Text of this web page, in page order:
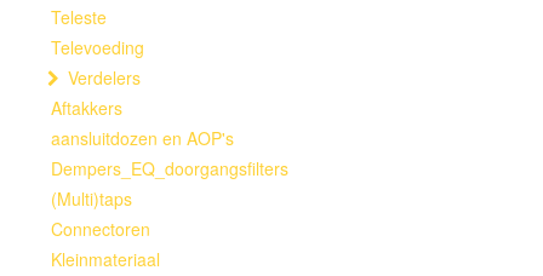
Teleste
Televoeding
Verdelers
Aftakkers
aansluitdozen en AOP's
Dempers_EQ_doorgangsfilters
(Multi)taps
Connectoren
Kleinmateriaal